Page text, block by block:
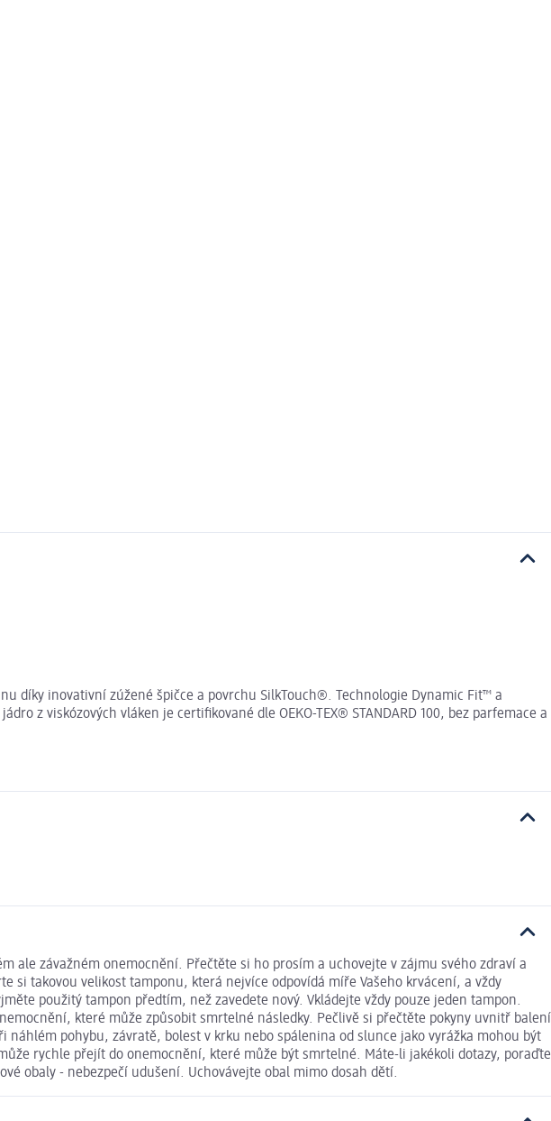
díky inovativní zúžené špičce a povrchu SilkTouch®. Technologie Dynamic Fit™ a
z viskózových vláken je certifikované dle OEKO-TEX® STANDARD 100, bez parfemace a
ale závažném onemocnění. Přečtěte si ho prosím a uchovejte v zájmu svého zdraví a
si takovou velikost tamponu, která nejvíce odpovídá míře Vašeho krvácení, a vždy
použitý tampon předtím, než zavedete nový. Vkládejte vždy pouze jeden tampon.
které může způsobit smrtelné následky. Pečlivě si přečtěte pokyny uvnitř balení
pohybu, závratě, bolest v krku nebo spálenina od slunce jako vyrážka mohou být
rychle přejít do onemocnění, které může být smrtelné. Máte-li jakékoli dotazy, poraďte
obaly - nebezpečí udušení. Uchovávejte obal mimo dosah dětí.